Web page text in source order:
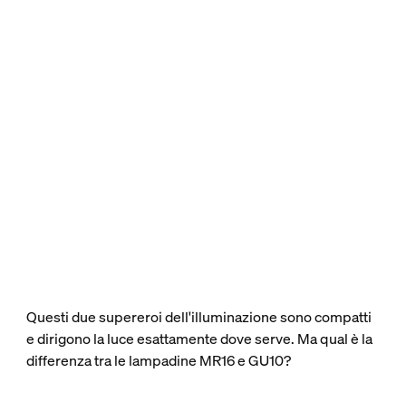
Questi due supereroi dell'illuminazione sono compatti
e dirigono la luce esattamente dove serve. Ma qual è la
differenza tra le lampadine MR16 e GU10?